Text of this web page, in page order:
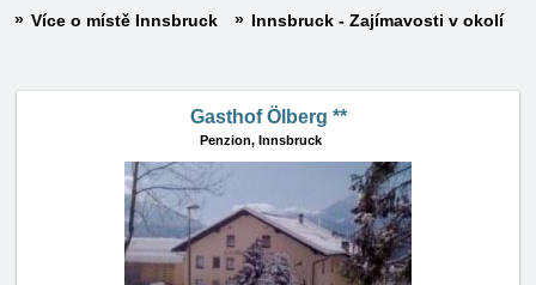
Více o místě Innsbruck
Innsbruck - Zajímavosti v okolí
Gasthof Ölberg **
Penzion, Innsbruck